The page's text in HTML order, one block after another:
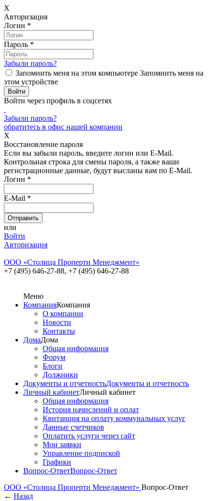
X
Авторизация
Логин *
Пароль *
Забыли пароль?
Запомнить меня на этом компьютере Запомнить меня на
этом устройстве
Войти через профиль в соцсетях
Забыли пароль?
обратитесь в офис нашей компании
X
Восстановление пароля
Если вы забыли пароль, введите логин или E-Mail.
Контрольная строка для смены пароля, а также ваши
регистрационные данные, будут высланы вам по E-Mail.
Логин *
E-Mail *
или
Войти
Авторизация
ООО «Cтолица Проперти Менеджмент»
+7 (495) 646-27-88, +7 (495) 646-27-88
Меню
КомпанияКомпания
О компании
Новости
Контакты
ДомаДома
Общая информация
Форум
Блоги
Должники
Документы и отчетностьДокументы и отчетность
Личный кабинетЛичный кабинет
Общая информация
История начислений и оплат
Квитанция на оплату коммунальных услуг
Данные счетчиков
Оплатить услуги через сайт
Мои заявки
Управление подпиской
Графики
Вопрос-ОтветВопрос-Ответ
ООО «Cтолица Проперти Менеджмент» Вопрос-Ответ
← Назад